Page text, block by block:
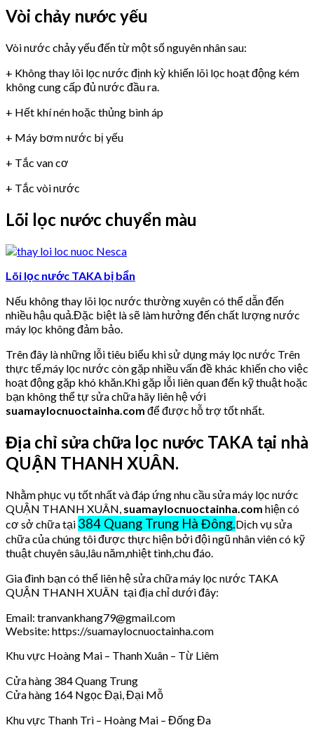
Vòi chảy nước yếu
Vòi nước chảy yếu đến từ một số nguyên nhân sau:
+ Không thay lõi lọc nước định kỳ khiến lõi lọc hoạt động kém
không cung cấp đủ nước đầu ra.
+ Hết khí nén hoặc thủng bình áp
+ Máy bơm nước bị yếu
+ Tắc van cơ
+ Tắc vòi nước
Lõi lọc nước chuyển màu
Lõi lọc nước TAKA bị bẩn
Nếu không thay lõi lọc nước thường xuyên có thể dẫn đến
nhiều hậu quả.Đặc biệt là sẽ làm hưởng đến chất lượng nước
máy lọc không đảm bảo.
Trên đây là những lỗi tiêu biểu khi sử dụng máy lọc nước Trên
thực tế,máy lọc nước còn gặp nhiều vấn đề khác khiến cho việc
hoạt động gặp khó khăn.Khi gặp lỗi liên quan đến kỹ thuật hoặc
bạn không thể tự sửa chữa hãy liên hệ với
suamaylocnuoctainha.com để được hỗ trợ tốt nhất.
Địa chỉ sửa chữa lọc nước TAKA tại nhà
QUẬN THANH XUÂN.
Nhằm phục vụ tốt nhất và đáp ứng nhu cầu sửa máy lọc nước
QUẬN THANH XUÂN, suamaylocnuoctainha.com hiện có
cơ sở chữa tại 384 Quang Trung Hà Đông.Dịch vụ sửa
chữa của chúng tôi được thực hiện bởi đội ngũ nhân viên có kỹ
thuật chuyên sâu,lâu năm,nhiệt tình,chu đáo.
Gia đình bạn có thể liên hệ sửa chữa máy lọc nước TAKA
QUẬN THANH XUÂN tại địa chỉ dưới đây:
Email: tranvankhang79@gmail.com
Website: https://suamaylocnuoctainha.com
Khu vực Hoàng Mai – Thanh Xuân – Từ Liêm
Cửa hàng 384 Quang Trung
Cửa hàng 164 Ngọc Đại, Đại Mỗ
Khu vực Thanh Trì – Hoàng Mai – Đống Đa